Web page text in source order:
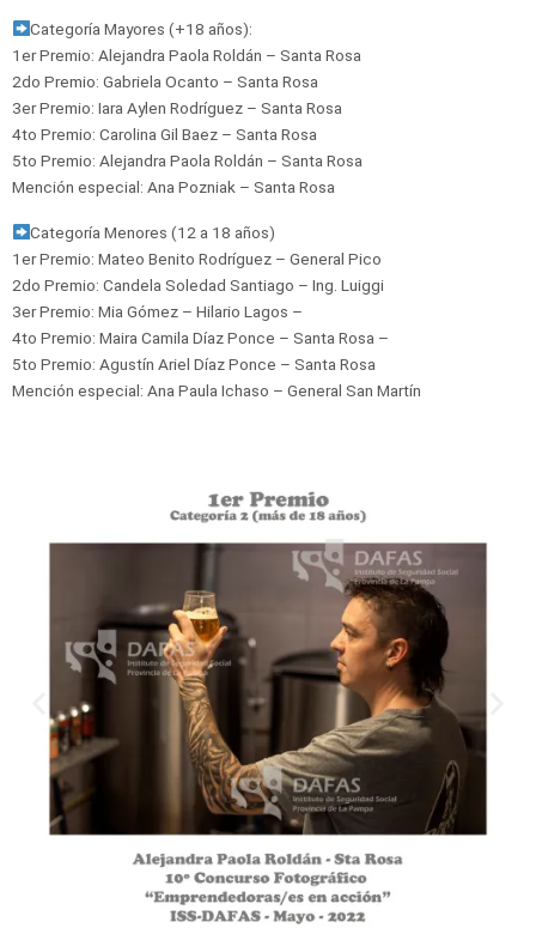
Categoría Mayores (+18 años):
1er Premio: Alejandra Paola Roldán – Santa Rosa
2do Premio: Gabriela Ocanto – Santa Rosa
3er Premio: Iara Aylen Rodríguez – Santa Rosa
4to Premio: Carolina Gil Baez – Santa Rosa
5to Premio: Alejandra Paola Roldán – Santa Rosa
Mención especial: Ana Pozniak – Santa Rosa
Categoría Menores (12 a 18 años)
1er Premio: Mateo Benito Rodríguez – General Pico
2do Premio: Candela Soledad Santiago – Ing. Luiggi
3er Premio: Mia Gómez – Hilario Lagos –
4to Premio: Maira Camila Díaz Ponce – Santa Rosa –
5to Premio: Agustín Ariel Díaz Ponce – Santa Rosa
Mención especial: Ana Paula Ichaso – General San Martín